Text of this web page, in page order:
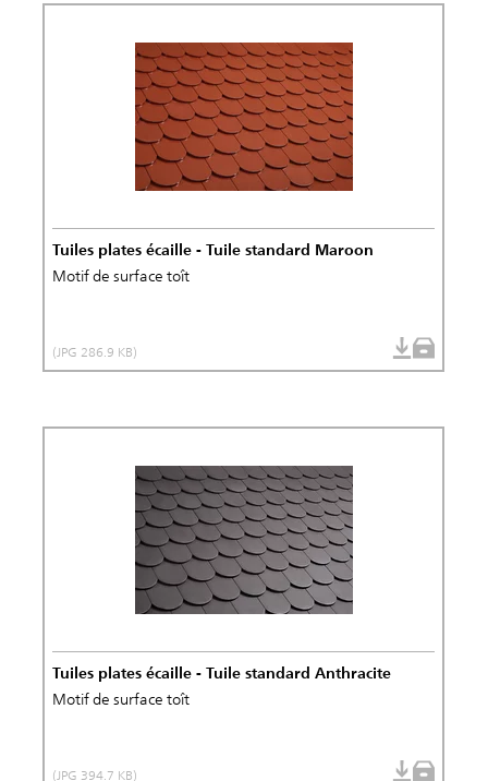
Tuiles plates écaille - Tuile standard Maroon
Motif de surface toît
(JPG 286.9 KB)
Tuiles plates écaille - Tuile standard Anthracite
Motif de surface toît
(JPG 394.7 KB)